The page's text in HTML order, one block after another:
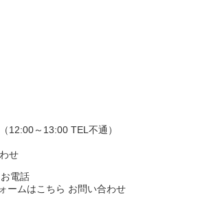
12:00～13:00 TEL不通）
せ
お電話
お問い合わせ